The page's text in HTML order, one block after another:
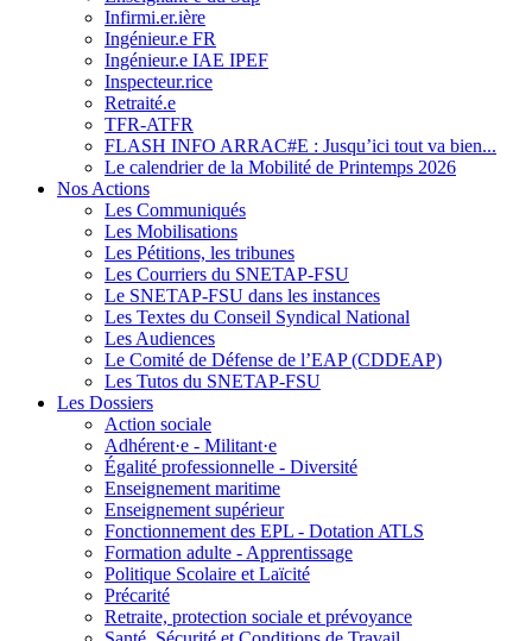
Infirmi.er.ière
Ingénieur.e FR
Ingénieur.e IAE IPEF
Inspecteur.rice
Retraité.e
TFR-ATFR
FLASH INFO ARRAC#E : Jusqu’ici tout va bien...
Le calendrier de la Mobilité de Printemps 2026
Nos Actions
Les Communiqués
Les Mobilisations
Les Pétitions, les tribunes
Les Courriers du SNETAP-FSU
Le SNETAP-FSU dans les instances
Les Textes du Conseil Syndical National
Les Audiences
Le Comité de Défense de l’EAP (CDDEAP)
Les Tutos du SNETAP-FSU
Les Dossiers
Action sociale
Adhérent·e - Militant·e
Égalité professionnelle - Diversité
Enseignement maritime
Enseignement supérieur
Fonctionnement des EPL - Dotation ATLS
Formation adulte - Apprentissage
Politique Scolaire et Laïcité
Précarité
Retraite, protection sociale et prévoyance